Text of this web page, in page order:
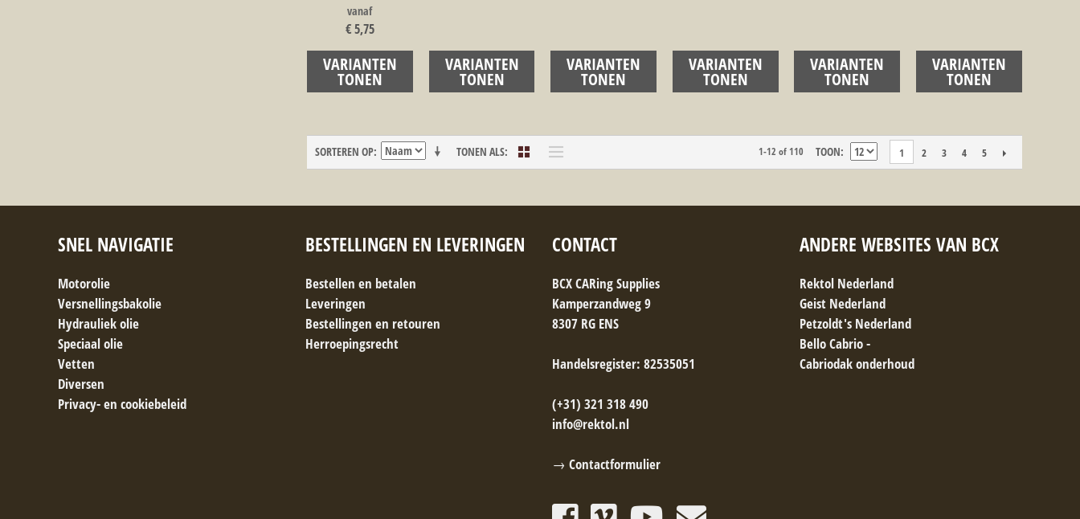
vanaf
€ 5,75
VARIANTEN
TONEN
VARIANTEN
TONEN
VARIANTEN
TONEN
VARIANTEN
TONEN
VARIANTEN
TONEN
VARIANTEN
TONEN
TONEN ALS
SORTEREN OP 1-12 of 110 TOON 1 2 3 4 5
SNEL NAVIGATIE
Motorolie
Versnellingsbakolie
Hydrauliek olie
Speciaal olie
Vetten
Diversen
Privacy- en cookiebeleid
BESTELLINGEN EN LEVERINGEN
Bestellen en betalen
Leveringen
Bestellingen en retouren
Herroepingsrecht
CONTACT
BCX CARing Supplies
Kamperzandweg 9
8307 RG ENS
Handelsregister: 82535051
(+31) 321 318 490
info@rektol.nl
→ Contactformulier
ANDERE WEBSITES VAN BCX
Rektol Nederland
Geist Nederland
Petzoldt's Nederland
Bello Cabrio -
Cabriodak onderhoud